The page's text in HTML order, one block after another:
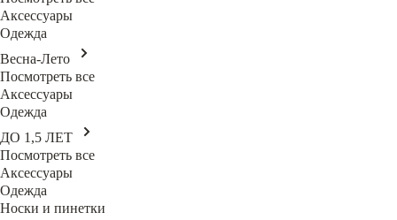
Аксессуары
Одежда
Весна-Лето
Посмотреть все
Аксессуары
Одежда
ДО 1,5 ЛЕТ
Посмотреть все
Аксессуары
Одежда
Носки и пинетки